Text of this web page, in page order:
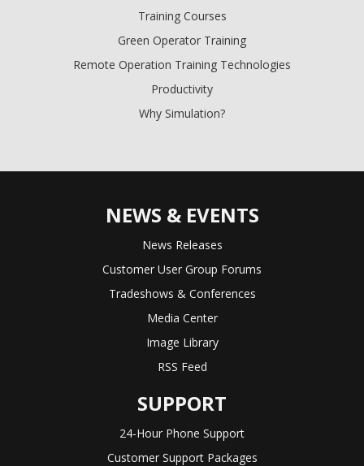
Training Courses
Green Operator Training
Remote Operation Training Technologies
Productivity
Why Simulation?
NEWS & EVENTS
News Releases
Customer User Group Forums
Tradeshows & Conferences
Media Center
Image Library
RSS Feed
SUPPORT
24-Hour Phone Support
Customer Support Packages